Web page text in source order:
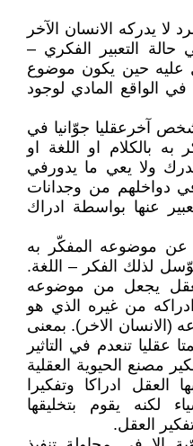
لا يدركه الانسان الآخر
التعبير الفكري –
عليه حين يكون موضوع
في الواقع المادي لوجود
آخرعقليا جوّانيا في
بالكلام او اللغة او
ولا يعي ما يدورفي
في دواخلهم من وجدانات
عنها بواسطة ادراك
عن موضوعه المفكّر به
لذلك الفكر – اللغة.
يجعل من موضوعه
ادراكه من غيره الذي هو
(الانسان الاخر). بمعنى
عقليا تنعدم في التاثير
مصنع الحيوية العقلية
العقل ادراكا وتفكيرا
لكنه يقوم بتخليقها
العقل.